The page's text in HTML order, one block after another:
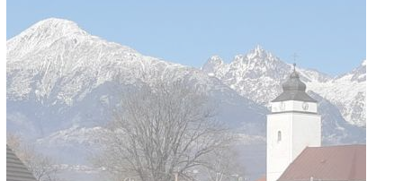
O nás
Kontakt